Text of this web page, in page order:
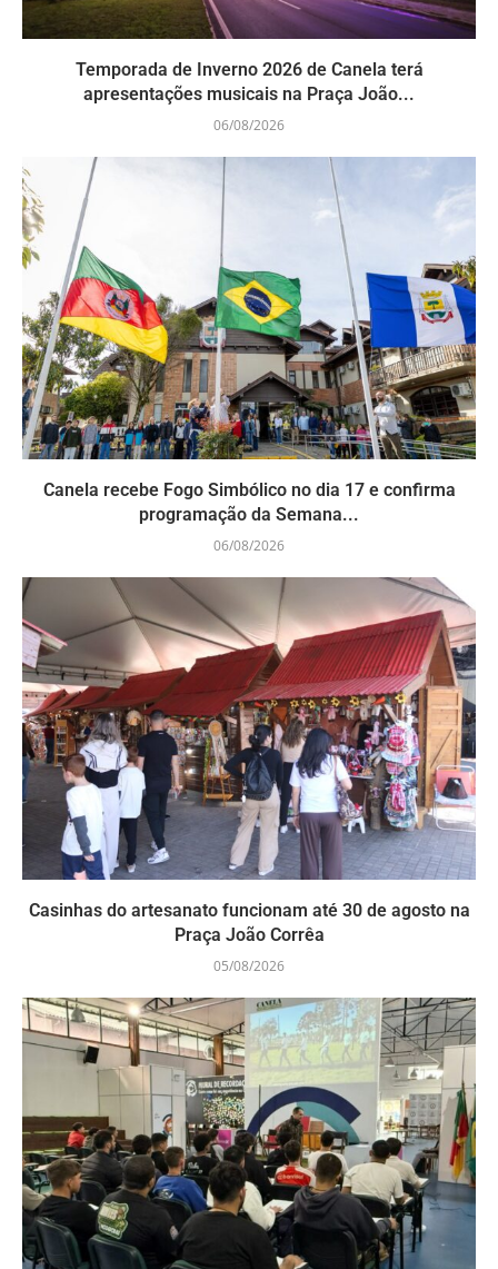
Temporada de Inverno 2026 de Canela terá
apresentações musicais na Praça João...
06/08/2026
Canela recebe Fogo Simbólico no dia 17 e confirma
programação da Semana...
06/08/2026
Casinhas do artesanato funcionam até 30 de agosto na
Praça João Corrêa
05/08/2026